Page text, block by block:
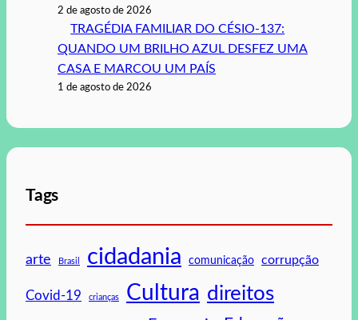
2 de agosto de 2026
TRAGÉDIA FAMILIAR DO CÉSIO-137:
QUANDO UM BRILHO AZUL DESFEZ UMA
CASA E MARCOU UM PAÍS
1 de agosto de 2026
Tags
arte Brasil cidadania comunicação corrupção
Covid-19 crianças Cultura direitos